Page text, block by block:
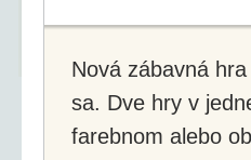
Nová zábavná
sa. Dve hry v
farebnom alebo